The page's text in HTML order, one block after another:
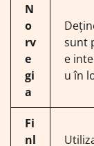
N
o
rv
e
gi
a
sunt
e
u în
Fi
nl